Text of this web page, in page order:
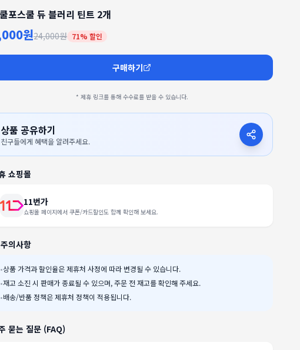
포스쿨 듀 블러리 틴트 2개
원24,000원 71% 할인
구매하기
* 제휴 링크를 통해 수수료를 받을 수 있습니다.
상품 공유하기
친구들에게 혜택을 알려주세요.
쇼핑몰
11번가
쇼핑몰 페이지에서 쿠폰/카드할인도 함께 확인해 보세요.
의사항
•상품 가격과 할인율은 제휴처 사정에 따라 변경될 수 있습니다.
•재고 소진 시 판매가 종료될 수 있으며, 주문 전 재고를 확인해 주세요.
•배송/반품 정책은 제휴처 정책이 적용됩니다.
묻는 질문 (FAQ)